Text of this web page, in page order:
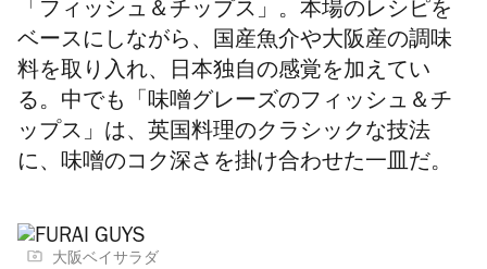
「フィッシュ＆チップス」。本場のレシピを
ベースにしながら、国産魚介や大阪産の調味
料を取り入れ、日本独自の感覚を加えてい
る。中でも「味噌グレーズのフィッシュ＆チ
ップス」は、英国料理のクラシックな技法
に、味噌のコク深さを掛け合わせた一皿だ。
大阪ベイサラダ